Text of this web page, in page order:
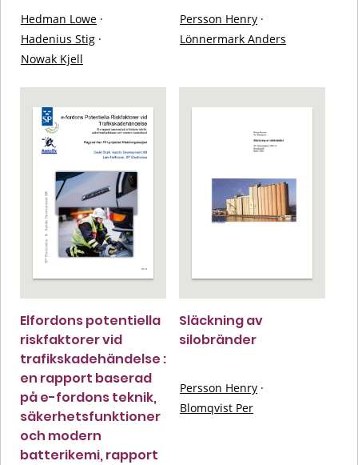
Hedman Lowe ·
Hadenius Stig ·
Nowak Kjell
Persson Henry ·
Lönnermark Anders
Elfordons potentiella
riskfaktorer vid
trafikskadehändelse :
en rapport baserad
på e-fordons teknik,
säkerhetsfunktioner
och modern
batterikemi, rapport
Släckning av
silobränder
Persson Henry ·
Blomqvist Per